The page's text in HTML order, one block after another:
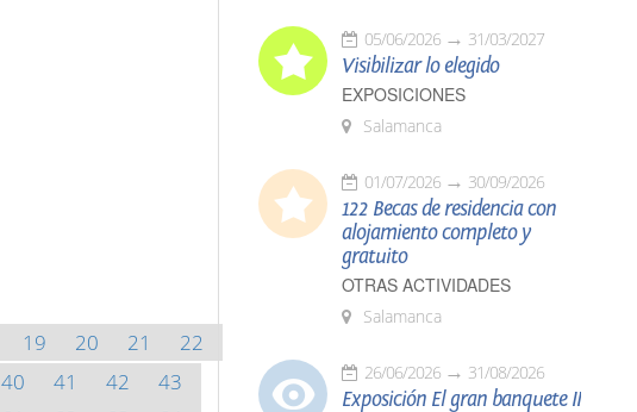
19 20 21
22
40 41 42
43
05/06/2026 31/03/2027
Visibilizar lo elegido
EXPOSICIONES
Salamanca
01/07/2026 30/09/2026
122 Becas de residencia con
alojamiento completo y
gratuito
OTRAS ACTIVIDADES
Salamanca
26/06/2026 31/08/2026
Exposición El gran banquete II